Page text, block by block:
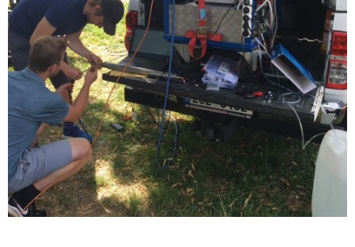
septembre 6, 2021
Direct Sensing in Czech Republic